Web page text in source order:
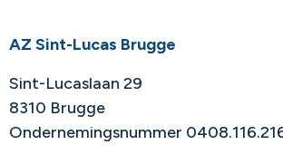
AZ Sint-Lucas Brugge
Sint-Lucaslaan 29
8310 Brugge
Ondernemingsnummer